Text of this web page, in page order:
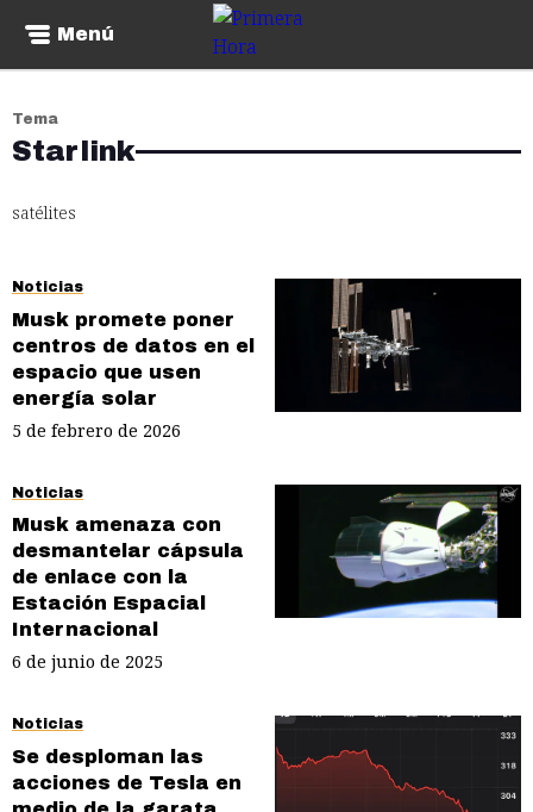
Menú
Tema
Starlink
satélites
Noticias
Musk promete poner
centros de datos en el
espacio que usen
energía solar
5 de febrero de 2026
Noticias
Musk amenaza con
desmantelar cápsula
de enlace con la
Estación Espacial
Internacional
6 de junio de 2025
Noticias
Se desploman las
acciones de Tesla en